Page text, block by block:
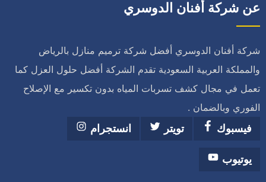
عن شركة أفنان الدوسري
شركة أفنان الدوسري أفضل شركة ترميم منازل بالرياض
والمملكة العربية السعودية تقدم الشركة أفضل حلول العزل كما
تعمل في مجال كشف تسربات المياه بدون تكسير مع الإصلاح
الفوري وبالضمان .
فيسبوك
تويتر انستجرام
يوتيوب